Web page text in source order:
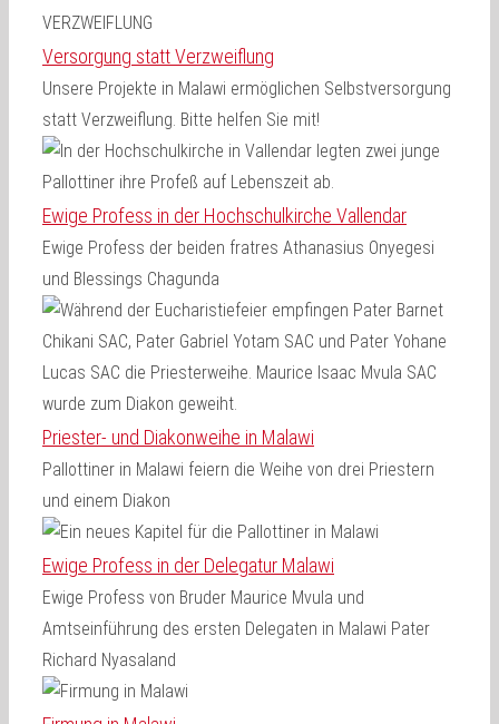
Versorgung statt Verzweiflung
Unsere Projekte in Malawi ermöglichen Selbstversorgung
statt Verzweiflung. Bitte helfen Sie mit!
Ewige Profess in der Hochschulkirche Vallendar
Ewige Profess der beiden fratres Athanasius Onyegesi
und Blessings Chagunda
Priester- und Diakonweihe in Malawi
Pallottiner in Malawi feiern die Weihe von drei Priestern
und einem Diakon
Ewige Profess in der Delegatur Malawi
Ewige Profess von Bruder Maurice Mvula und
Amtseinführung des ersten Delegaten in Malawi Pater
Richard Nyasaland